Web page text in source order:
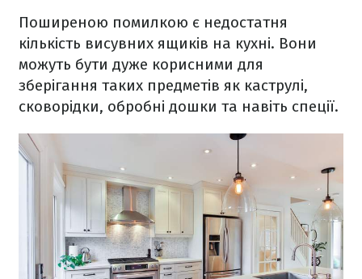
Поширеною помилкою є недостатня
кількість висувних ящиків на кухні. Вони
можуть бути дуже корисними для
зберігання таких предметів як каструлі,
сковорідки, обробні дошки та навіть спеції.